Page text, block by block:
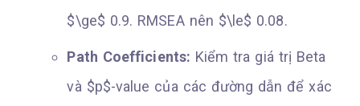
$\ge$ 0.9. RMSEA nên $\le$ 0.08.
Path Coefficients: Kiểm tra giá trị Beta
và $p$-value của các đường dẫn để xác